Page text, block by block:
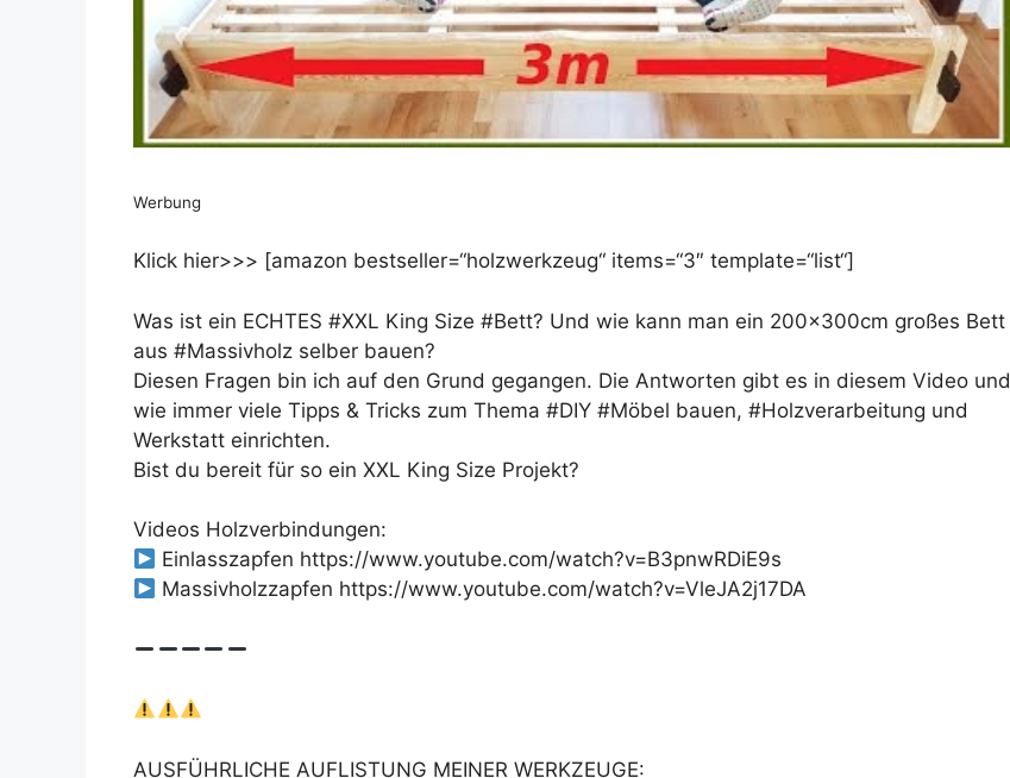
Werbung
Klick hier>>> [amazon bestseller=“holzwerkzeug“ items=“3″ template=“list“]
Was ist ein ECHTES #XXL King Size #Bett? Und wie kann man ein 200x300cm großes Bett
aus #Massivholz selber bauen?
Diesen Fragen bin ich auf den Grund gegangen. Die Antworten gibt es in diesem Video und
wie immer viele Tipps & Tricks zum Thema #DIY #Möbel bauen, #Holzverarbeitung und
Werkstatt einrichten.
Bist du bereit für so ein XXL King Size Projekt?
Videos Holzverbindungen:
Einlasszapfen https://www.youtube.com/watch?v=B3pnwRDiE9s
Massivholzzapfen https://www.youtube.com/watch?v=VleJA2j17DA
AUSFÜHRLICHE AUFLISTUNG MEINER WERKZEUGE: